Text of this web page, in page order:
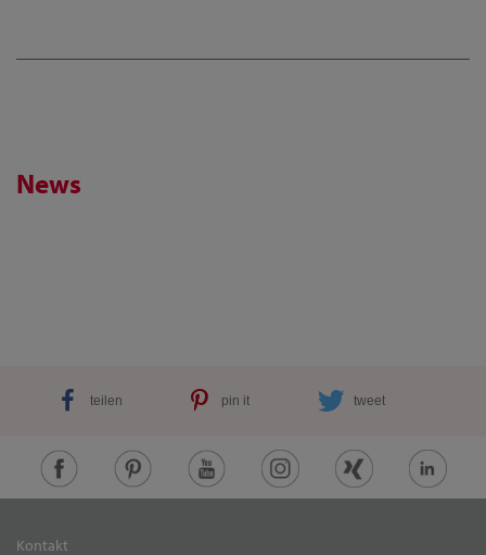
News
teilen pin it tweet
Kontakt